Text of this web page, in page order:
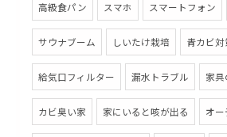
高級食パン スマホ スマートフォン
サウナブーム しいたけ栽培 青カビ対
給気口フィルター 漏水トラブル 家
カビ臭い家 家にいると咳が出る オー